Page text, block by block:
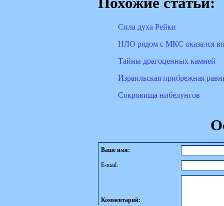
Сила духа Рейки
НЛО рядом с МКС оказался
Тайны драгоценных камней
Израильская прибрежная
Сокровища нибелунгов
Ваше имя:
E-mail:
Комментарий: